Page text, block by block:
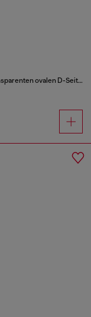
Load-D-Shoulder Bag mit transparenten ovalen D-Seiten